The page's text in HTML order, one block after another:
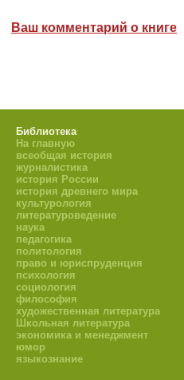
Ваш комментарий о книге
Библиотека
На главную
всеобщая история
журналистика
история России
история древнего мира
культурология
литературоведение
наука
педагогика
политология
право и юриспруденция
психология
социология
философия
художественная литература
Школьная литература
экономика и менеджмент
юмор
языкознание